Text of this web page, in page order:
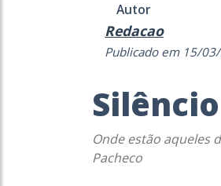
Autor
Redacao
Publicado em 15/
Silêncio
Onde estão aqueles
Pacheco